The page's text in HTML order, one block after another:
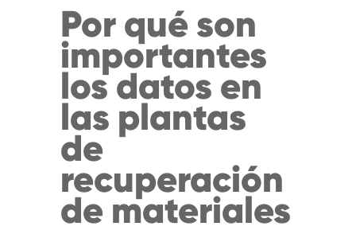
Por qué son
importantes
los datos en
las plantas
de
recuperación
de materiales